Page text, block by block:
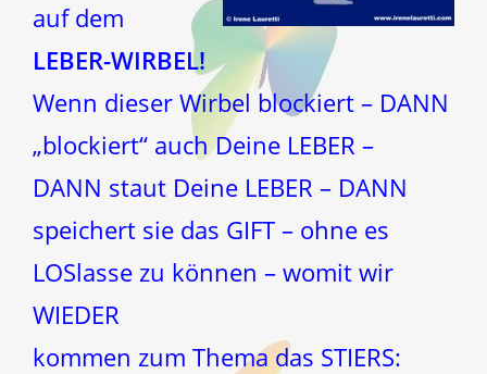
auf dem
LEBER-WIRBEL!
Wenn dieser Wirbel blockiert – DANN
„blockiert“ auch Deine LEBER –
DANN staut Deine LEBER – DANN
speichert sie das GIFT – ohne es
LOSlasse zu können – womit wir
WIEDER
kommen zum Thema das STIERS: